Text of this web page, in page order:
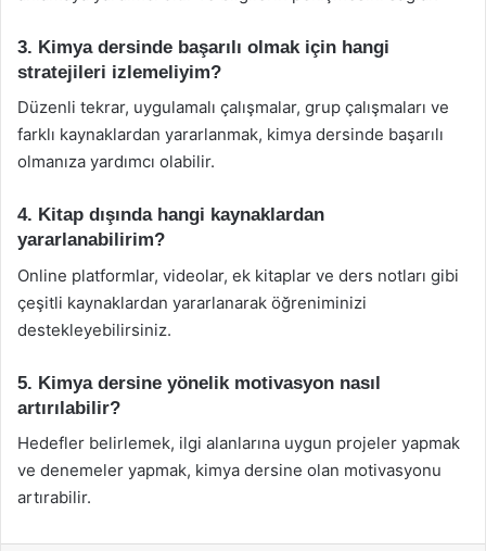
3. Kimya dersinde başarılı olmak için hangi
stratejileri izlemeliyim?
Düzenli tekrar, uygulamalı çalışmalar, grup çalışmaları ve
farklı kaynaklardan yararlanmak, kimya dersinde başarılı
olmanıza yardımcı olabilir.
4. Kitap dışında hangi kaynaklardan
yararlanabilirim?
Online platformlar, videolar, ek kitaplar ve ders notları gibi
çeşitli kaynaklardan yararlanarak öğreniminizi
destekleyebilirsiniz.
5. Kimya dersine yönelik motivasyon nasıl
artırılabilir?
Hedefler belirlemek, ilgi alanlarına uygun projeler yapmak
ve denemeler yapmak, kimya dersine olan motivasyonu
artırabilir.